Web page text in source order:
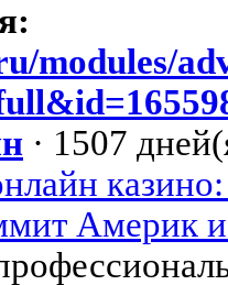
modules/
· 1507
Америк